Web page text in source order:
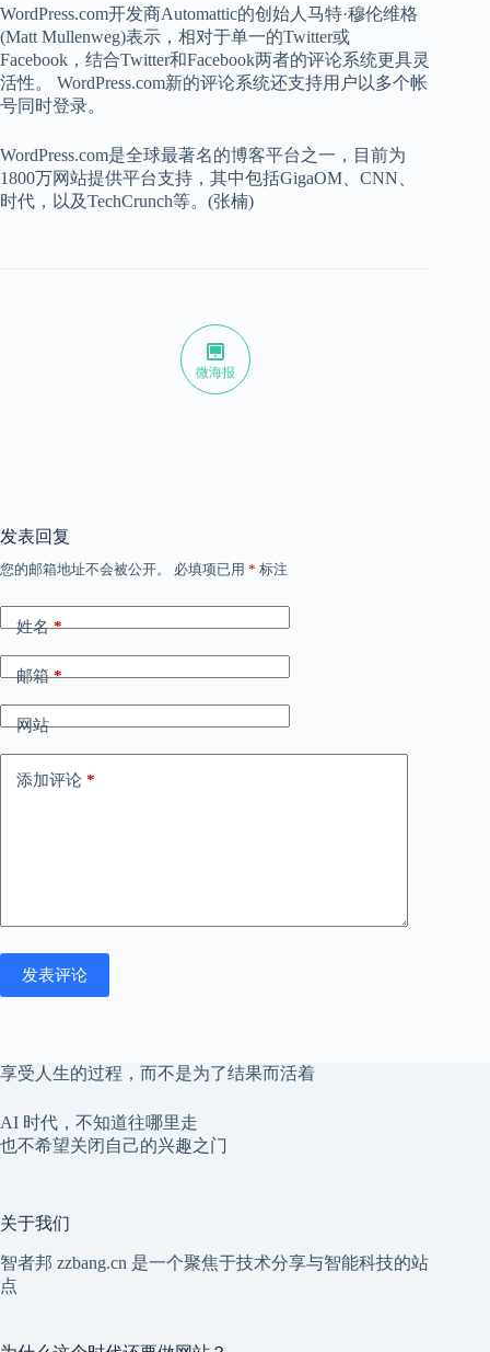
WordPress.com开发商Automattic的创始人马特·穆伦维格
(Matt Mullenweg)表示，相对于单一的Twitter或
Facebook，结合Twitter和Facebook两者的评论系统更具灵
活性。 WordPress.com新的评论系统还支持用户以多个帐
号同时登录。
WordPress.com是全球最著名的博客平台之一，目前为
1800万网站提供平台支持，其中包括GigaOM、CNN、
时代，以及TechCrunch等。(张楠)
微海报
发表回复
您的邮箱地址不会被公开。 必填项已用 * 标注
姓名*
邮箱*
网站
添加评论 *
发表评论
享受人生的过程，而不是为了结果而活着
AI 时代，不知道往哪里走
也不希望关闭自己的兴趣之门
关于我们
智者邦 zzbang.cn 是一个聚焦于技术分享与智能科技的站
点